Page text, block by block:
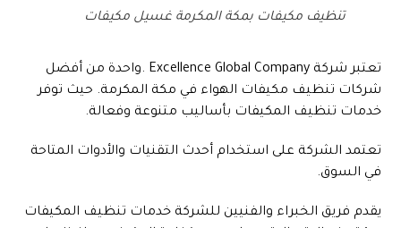
تنظيف مكيفات بمكة المكرمة غسيل مكيفات
تعتبر شركة Excellence Global Company .واحدة من أفضل
شركات تنظيف مكيفات الهواء في مكة المكرمة. حيث توفر
خدمات تنظيف المكيفات بأساليب متنوعة وفعالة.
تعتمد الشركة على استخدام أحدث التقنيات والأدوات المتاحة
في السوق.
يقدم فريق الخبراء والفنيين للشركة خدمات تنظيف المكيفات